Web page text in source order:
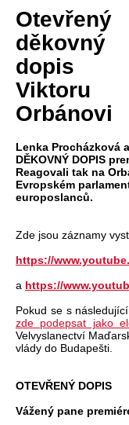
Otevřený
děkovný
dopis
Viktoru
Orbánovi
Lenka Procházková
DĚKOVNÝ DOPIS
Reagovali tak na
Evropském
europoslanců.
Zde jsou záznamy
https://
a https://
Pokud se s
zde podepsat jako
Velvyslanectví
vlády do Budapešti.
OTEVŘENÝ DOPIS
Vážený pane